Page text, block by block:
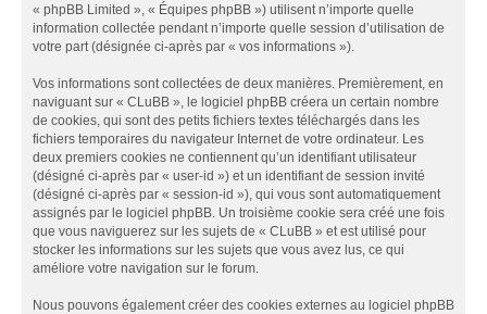
« phpBB Limited », « Équipes phpBB ») utilisent n’importe quelle
information collectée pendant n’importe quelle session d’utilisation de
votre part (désignée ci-après par « vos informations »).
Vos informations sont collectées de deux manières. Premièrement, en
naviguant sur « CLuBB », le logiciel phpBB créera un certain nombre
de cookies, qui sont des petits fichiers textes téléchargés dans les
fichiers temporaires du navigateur Internet de votre ordinateur. Les
deux premiers cookies ne contiennent qu’un identifiant utilisateur
(désigné ci-après par « user-id ») et un identifiant de session invité
(désigné ci-après par « session-id »), qui vous sont automatiquement
assignés par le logiciel phpBB. Un troisième cookie sera créé une fois
que vous naviguerez sur les sujets de « CLuBB » et est utilisé pour
stocker les informations sur les sujets que vous avez lus, ce qui
améliore votre navigation sur le forum.
Nous pouvons également créer des cookies externes au logiciel phpBB